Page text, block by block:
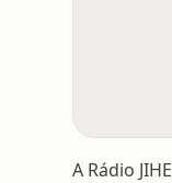
A Rádio